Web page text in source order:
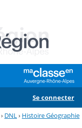
Se connecter
› DNL › Histoire Géographie